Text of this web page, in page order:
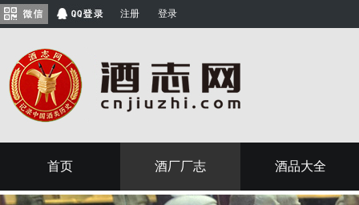
注册 登录
首页 酒厂厂志 酒品大全